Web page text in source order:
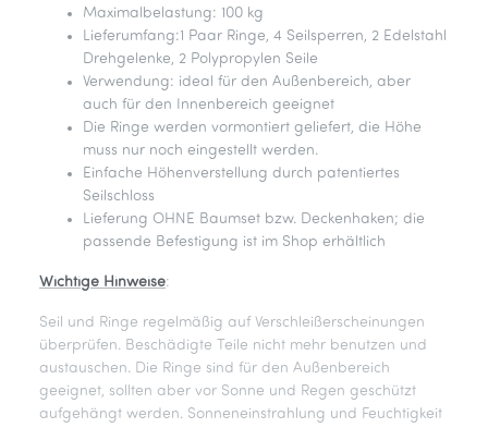
Maximalbelastung: 100 kg
Lieferumfang:1 Paar Ringe, 4 Seilsperren, 2 Edelstahl
Drehgelenke, 2 Polypropylen Seile
Verwendung: ideal für den Außenbereich, aber
auch für den Innenbereich geeignet
Die Ringe werden vormontiert geliefert, die Höhe
muss nur noch eingestellt werden.
Einfache Höhenverstellung durch patentiertes
Seilschloss
Lieferung OHNE Baumset bzw. Deckenhaken; die
passende Befestigung ist im Shop erhältlich
Wichtige Hinweise:
Seil und Ringe regelmäßig auf Verschleißerscheinungen
überprüfen. Beschädigte Teile nicht mehr benutzen und
austauschen. Die Ringe sind für den Außenbereich
geeignet, sollten aber vor Sonne und Regen geschützt
aufgehängt werden. Sonneneinstrahlung und Feuchtigkeit